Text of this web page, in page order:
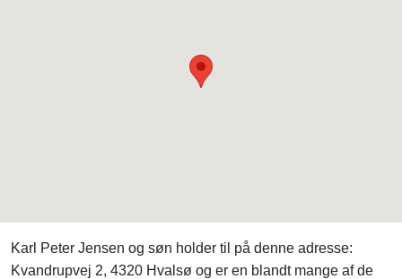
Karl Peter Jensen og søn holder til på denne adresse:
Kvandrupvej 2, 4320 Hvalsø og er en blandt mange af de